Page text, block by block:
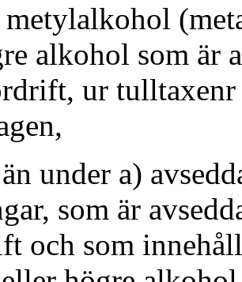
metylalkohol
alkohol som är
ur tulltaxenr
under a)
som är
och som